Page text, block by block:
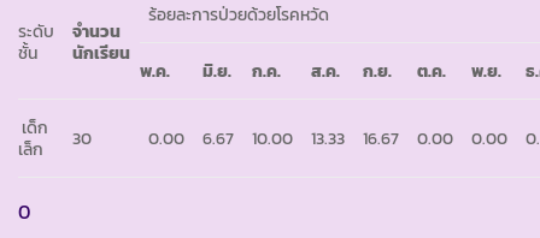
ระดับ
ชั้น
จำนวน
นักเรียน
ร้อยละการป่วยด้วยโรคหวัด
พ.ค. มิ.ย. ก.ค. ส.ค. ก.ย. ต.ค. พ.ย. ธ
เด็ก
เล็ก
30 0.00 6.67 10.00 13.33 16.67 0.00 0.00
0